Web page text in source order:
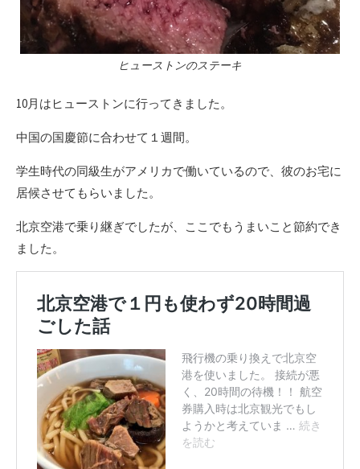
ヒューストンのステーキ
10月はヒューストンに行ってきました。
中国の国慶節に合わせて１週間。
学生時代の同級生がアメリカで働いているので、彼のお宅に
居候させてもらいました。
北京空港で乗り継ぎでしたが、ここでもうまいこと節約でき
ました。